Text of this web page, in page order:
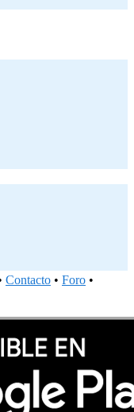
Contacto • Foro •